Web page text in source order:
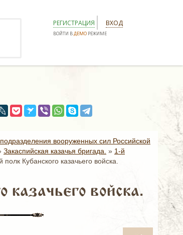
РЕГИСТРАЦИЯ ВХОД
ВОЙТИ ВДЕМО РЕЖИМЕ
вооруженных сил Российской
Закаспийская казачья бригада. » 1-й
Кубанского казачьего войска.
войска.